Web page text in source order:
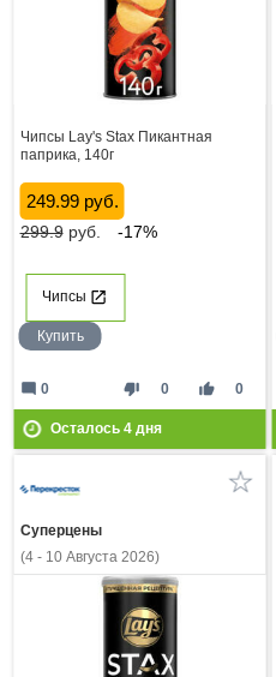
Чипсы Lay's Stax Пикантная
паприка, 140г
249.99 руб.
299.9руб. -17%
Чипсы
Купить
thumb_down 0 thumb_up 0
mode_comment 0
Осталось 4дня
Суперцены
(4 - 10 Августа 2026)